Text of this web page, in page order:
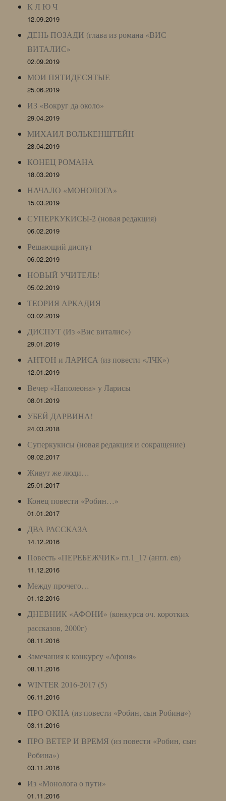
К Л Ю Ч
12.09.2019
ДЕНЬ ПОЗАДИ (глава из романа «ВИС
ВИТАЛИС»
02.09.2019
МОИ ПЯТИДЕСЯТЫЕ
25.06.2019
ИЗ «Вокруг да около»
29.04.2019
МИХАИЛ ВОЛЬКЕНШТЕЙН
28.04.2019
КОНЕЦ РОМАНА
18.03.2019
НАЧАЛО «МОНОЛОГА»
15.03.2019
СУПЕРКУКИСЫ-2 (новая редакция)
06.02.2019
Решающий диспут
06.02.2019
НОВЫЙ УЧИТЕЛЬ!
05.02.2019
ТЕОРИЯ АРКАДИЯ
03.02.2019
ДИСПУТ (Из «Вис виталис»)
29.01.2019
АНТОН и ЛАРИСА (из повести «ЛЧК»)
12.01.2019
Вечер «Наполеона» у Ларисы
08.01.2019
УБЕЙ ДАРВИНА!
24.03.2018
Суперкукисы (новая редакция и сокращение)
08.02.2017
Живут же люди…
25.01.2017
Конец повести «Робин…»
01.01.2017
ДВА РАССКАЗА
14.12.2016
Повесть «ПЕРЕБЕЖЧИК» гл.1_17 (англ. en)
11.12.2016
Между прочего…
01.12.2016
ДНЕВНИК «АФОНИ» (конкурса оч. коротких
рассказов, 2000г)
08.11.2016
Замечания к конкурсу «Афоня»
08.11.2016
WINTER 2016-2017 (5)
06.11.2016
ПРО ОКНА (из повести «Робин, сын Робина»)
03.11.2016
ПРО ВЕТЕР И ВРЕМЯ (из повести «Робин, сын
Робина»)
03.11.2016
Из «Монолога о пути»
01.11.2016